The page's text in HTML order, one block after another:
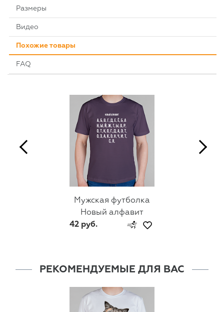
Размеры
Видео
Похожие товары
FAQ
Мужская футболка
Новый алфавит
42 руб.
РЕКОМЕНДУЕМЫЕ ДЛЯ ВАС